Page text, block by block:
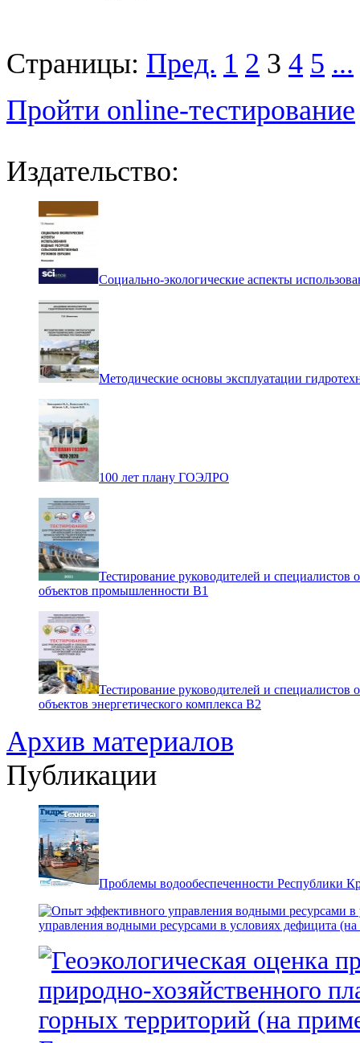
Страницы: Пред. 1 2 3 4 5 ...
Пройти online-тестирование
Издательство:
Социально-экологические аспекты
Методические основы эксплуатации
100 лет плану ГОЭЛРО
Тестирование руководителей и специалистов
объектов промышленности В1
Тестирование руководителей и специалистов
объектов энергетического комплекса В2
Архив материалов
Публикации
Проблемы водообеспеченности Республики
управления водными ресурсами в условиях дефицита